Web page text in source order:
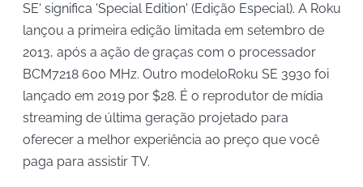
SE' significa 'Special Edition' (Edição Especial). A Roku
lançou a primeira edição limitada em setembro de
2013, após a ação de graças com o processador
BCM7218 600 MHz. Outro modeloRoku SE 3930 foi
lançado em 2019 por $28. É o reprodutor de mídia
streaming de última geração projetado para
oferecer a melhor experiência ao preço que você
paga para assistir TV.